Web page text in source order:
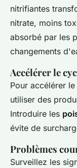
nitrifiantes
nitrate, moins
absorbé par les
changements
Accélérer le
Pour accélérer le
utiliser des
Introduire les
évite de
Problèmes
Surveillez les